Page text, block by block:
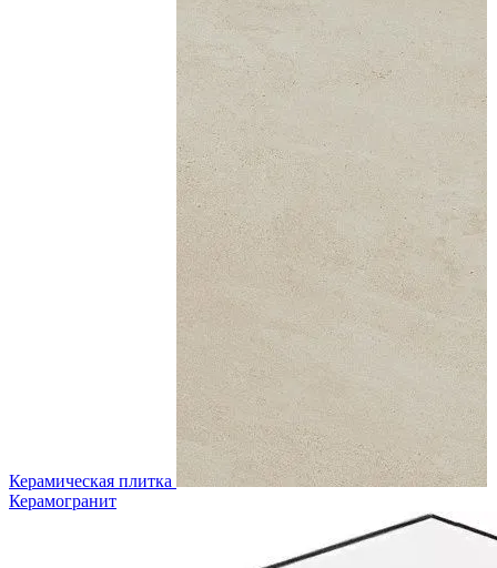
Керамическая плитка
Керамогранит